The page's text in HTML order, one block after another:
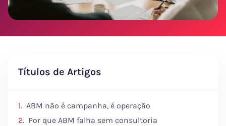
Títulos de Artigos
ABM não é campanha, é operação
Por que ABM falha sem consultoria